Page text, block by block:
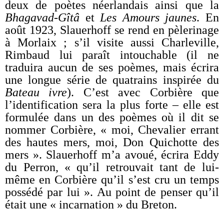
deux de poètes néerlandais ainsi que la
Bhagavad-Gîtâ etLes Amours jaunes. En
août 1923, Slauerhoff se rend en pèlerinage
à Morlaix ; s’il visite aussi Charleville,
Rimbaud lui paraît intouchable (il ne
traduira aucun de ses poèmes, mais écrira
une longue série de quatrains inspirée du
Bateau ivre). C’est avec Corbière que
l’identification sera la plus forte – elle est
formulée dans un des poèmes où il dit se
nommer Corbière, « moi, Chevalier errant
des hautes mers, moi, Don Quichotte des
mers ». Slauerhoff m’a avoué, écrira Eddy
du Perron, « qu’il retrouvait tant de lui-
même en Corbière qu’il s’est cru un temps
possédé par lui ». Au point de penser qu’il
était une « incarnation » du Breton.